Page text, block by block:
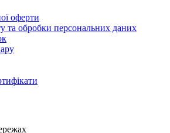
оферти
та обробки персональних даних